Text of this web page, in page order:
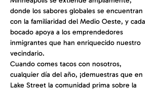
donde los sabores globales se encuentran
con la familiaridad del Medio Oeste, y cada
bocado apoya a los emprendedores
inmigrantes que han enriquecido nuestro
vecindario.
Cuando comes tacos con nosotros,
cualquier día del año, ¡demuestras que en
Lake Street la comunidad prima sobre la